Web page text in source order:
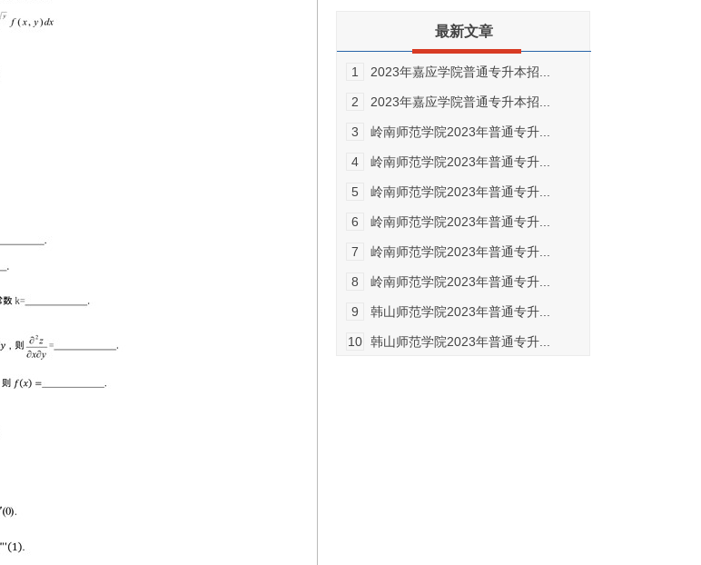
最新文章
1 2023年嘉应学院普通专升本招...
2 2023年嘉应学院普通专升本招...
3 岭南师范学院2023年普通专升...
4 岭南师范学院2023年普通专升...
5 岭南师范学院2023年普通专升...
6 岭南师范学院2023年普通专升...
7 岭南师范学院2023年普通专升...
8 岭南师范学院2023年普通专升...
9 韩山师范学院2023年普通专升...
10 韩山师范学院2023年普通专升...